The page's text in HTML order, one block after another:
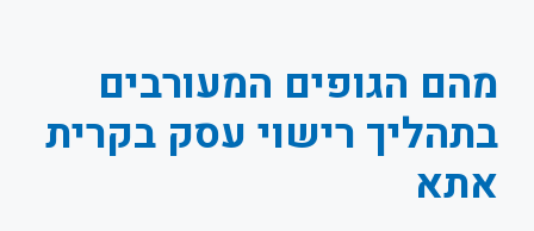
מהם הגופים המעורבים
בתהליך רישוי עסק בקרית
אתא